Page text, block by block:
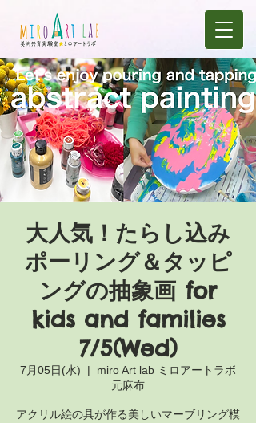
大人気！たらし込み
ポーリング＆タッピ
ングの抽象画 for
kids and families
7/5(Wed)
7月05日(水)
  |
miro Art lab ミロアートラボ
元麻布
アクリル絵の具が作る美しいマーブリング模